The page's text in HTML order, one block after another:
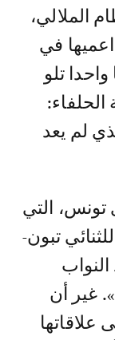
الملالي،
في
تلو
لم يعد
تونس، التي
تبون-
». غير أن
علاقاتها